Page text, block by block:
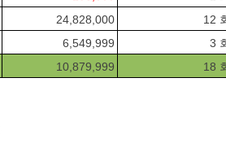
24,828,000
12
6,549,999
3
10,879,999 18